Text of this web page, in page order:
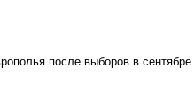
после выборов в сентябре